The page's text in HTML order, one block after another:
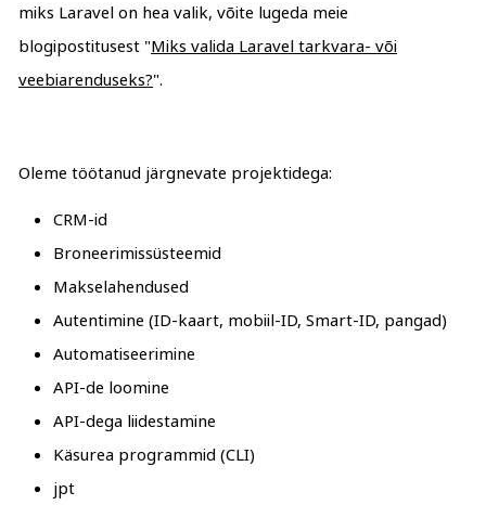
miks Laravel on hea valik, võite lugeda meie
blogipostitusest "Miks valida Laravel tarkvara- või
veebiarenduseks?".
Oleme töötanud järgnevate projektidega:
CRM-id
Broneerimissüsteemid
Makselahendused
Autentimine (ID-kaart, mobiil-ID, Smart-ID, pangad)
Automatiseerimine
API-de loomine
API-dega liidestamine
Käsurea programmid (CLI)
jpt